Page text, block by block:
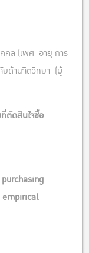
คล (เพศ อายุ การ
ยด้านจิตวิทยา (ผู้
ตัดสินใจซื้อ
empirical